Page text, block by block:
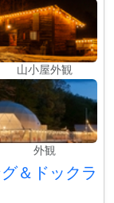
山小屋外観
外観
＆ドックラ